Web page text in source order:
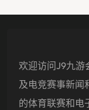
欢迎访问j9九游
及电竞赛事新闻
的体育联赛和电